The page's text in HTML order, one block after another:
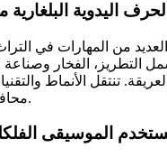
اليدوية البلغارية
من المهارات في
التطريز، الفخار
تنتقل الأنماط
محافظين على تراث فريد.
الموسيقى